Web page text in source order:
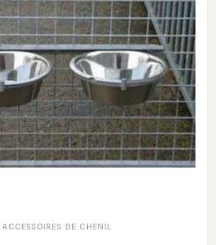
ACCESSOIRES DE CHENIL